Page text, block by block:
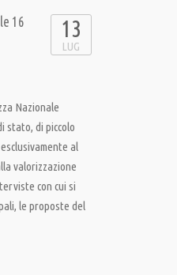
16
13
LUG
Nazionale
stato, di piccolo
al
valorizzazione
con cui si
le proposte del